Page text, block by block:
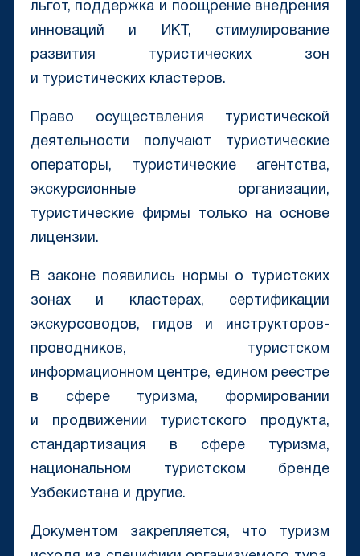
льгот, поддержка и поощрение внедрения
инноваций и ИКТ, стимулирование
развития туристических зон
и туристических кластеров.
Право осуществления туристической
деятельности получают туристические
операторы, туристические агентства,
экскурсионные организации,
туристические фирмы только на основе
лицензии.
В законе появились нормы о туристских
зонах и кластерах, сертификации
экскурсоводов, гидов и инструкторов-
проводников, туристском
информационном центре, едином реестре
в сфере туризма, формировании
и продвижении туристского продукта,
стандартизация в сфере туризма,
национальном туристском бренде
Узбекистана и другие.
Документом закрепляется, что туризм